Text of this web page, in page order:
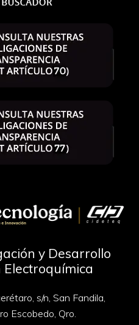
y Desarrollo
Electroquímica
s/n, San Fandila,
Escobedo, Qro.